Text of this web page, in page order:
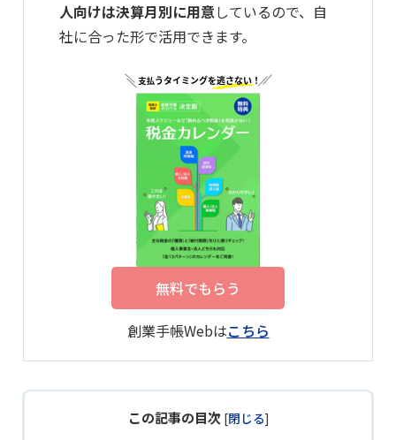
人向けは決算月別に用意しているので、自
社に合った形で活用できます。
無料でもらう
創業手帳Webはこちら
この記事の目次 [閉じる]